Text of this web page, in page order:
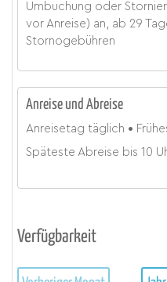
Umbuchung oder
vor Anreise) an, ab 29
Stornogebühren
Anreise und Abreise
Anreisetag täglich
Späteste Abreise bis 10
Verfügbarkeit